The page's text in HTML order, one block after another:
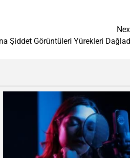
Şiddet Görüntüleri Yürekleri